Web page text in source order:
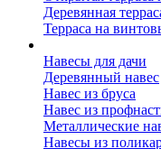
Деревянная
Терраса на
Навесы для дачи
Деревянный навес
Навес из бруса
Навес из
Металлические
Навесы из